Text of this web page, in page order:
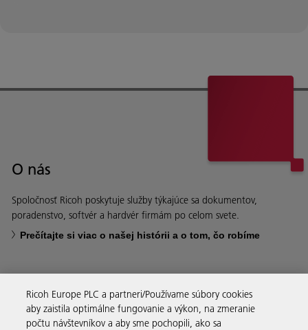
O nás
Spoločnosť Ricoh poskytuje služby týkajúce sa dokumentov,
poradenstvo, softvér a hardvér firmám po celom svete.
Prečítajte si viac o našej histórii a o tom, čo robíme
Obchodné riešenia
Ricoh Europe PLC a partneri/Používame súbory cookies
aby zaistila optimálne fungovanie a výkon, na zmeranie
počtu návštevníkov a aby sme pochopili, ako sa